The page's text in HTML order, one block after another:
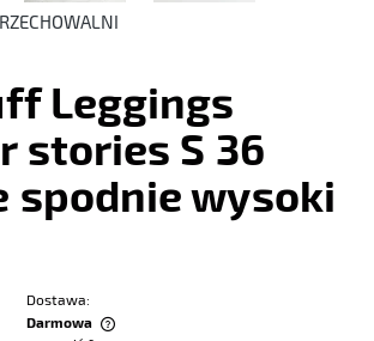
Leggings
stories S 36
spodnie wysoki
Dostawa:
Darmowa